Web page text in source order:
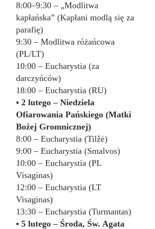
8:00–9:30 – „Modlitwa
kapłańska” (Kapłani modlą się za
parafię)
9:30 – Modlitwa różańcowa
(PL/LT)
10:00 – Eucharystia (za
darczyńców)
18:00 – Eucharystia (RU)
• 2 lutego – Niedziela
Ofiarowania Pańskiego (Matki
Bożej Gromnicznej)
8:00 – Eucharystia (Tilžė)
9:00 – Eucharystia (Smalvos)
10:00 – Eucharystia (PL
Visaginas)
12:00 – Eucharystia (LT
Visaginas)
13:30 – Eucharystia (Turmantas)
• 5 lutego – Środa, Św. Agata